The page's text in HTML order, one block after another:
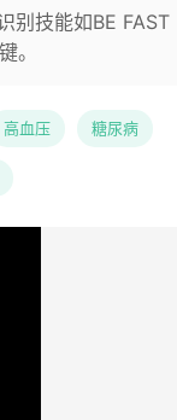
别技能如BE FAST
。
高血压 糖尿病